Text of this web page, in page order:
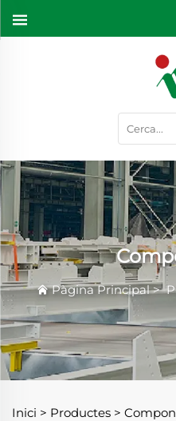
Pàgina Principal>
Inici > Productes >